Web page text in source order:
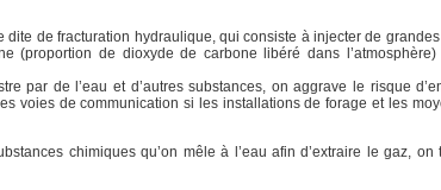
dite de fracturation hydraulique, qui consiste à injecter de
(proportion de dioxyde de carbone libéré dans
par de l’eau et d’autres substances, on aggrave le risque
voies de communication si les installations de forage et les
chimiques qu’on mêle à l’eau afin d’extraire le gaz,